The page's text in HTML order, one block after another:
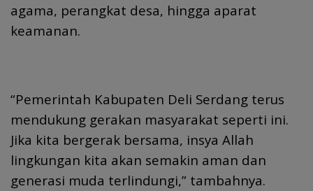
agama, perangkat desa, hingga aparat
keamanan.
“Pemerintah Kabupaten Deli Serdang terus
mendukung gerakan masyarakat seperti ini.
Jika kita bergerak bersama, insya Allah
lingkungan kita akan semakin aman dan
generasi muda terlindungi,” tambahnya.